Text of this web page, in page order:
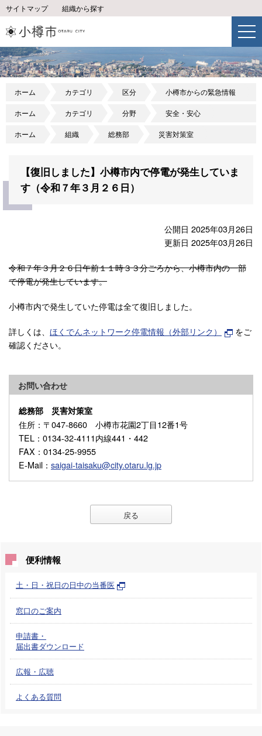
サイトマップ 組織から探す
ホーム カテゴリ 区分 小樽市からの緊急情報
ホーム カテゴリ 分野 安全・安心
ホーム 組織 総務部 災害対策室
【復旧しました】小樽市内で停電が発生していま
す（令和７年３月２６日）
公開日 2025年03月26日
更新日 2025年03月26日
令和７年３月２６日午前１１時３３分ごろから、小樽市内の一部
で停電が発生しています。
小樽市内で発生していた停電は全て復旧しました。
詳しくは、 ほくでんネットワーク停電情報（外部リンク）
をご
確認ください。
お問い合わせ
総務部 災害対策室
住所 ：〒047-8660 小樽市花園2丁目12番1号
TEL ：0134-32-4111内線441・442
FAX ：0134-25-9955
E-Mail ： saigai-taisaku@city.otaru.lg.jp
戻る
便利情報
土・日・祝日の日中の当番医
窓口のご案内
申請書・
届出書ダウンロード
広報・広聴
よくある質問